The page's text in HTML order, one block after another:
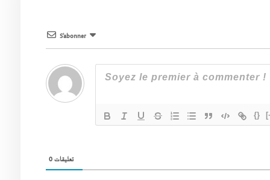
S’abonner
{}
0تعليقات